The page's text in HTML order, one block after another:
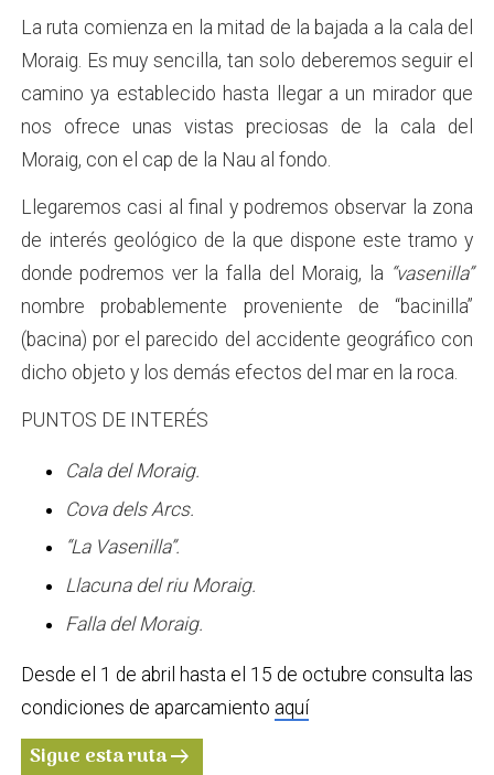
La ruta comienza en la mitad de la bajada a la cala del
Moraig. Es muy sencilla, tan solo deberemos seguir el
camino ya establecido hasta llegar a un mirador que
nos ofrece unas vistas preciosas de la cala del
Moraig, con el cap de la Nau al fondo.
Llegaremos casi al final y podremos observar la zona
de interés geológico de la que dispone este tramo y
donde podremos ver la falla del Moraig, la “vasenilla”
nombre probablemente proveniente de “bacinilla”
(bacina) por el parecido del accidente geográfico con
dicho objeto y los demás efectos del mar en la roca.
PUNTOS DE INTERÉS
Cala del Moraig.
Cova dels Arcs.
“La Vasenilla”.
Llacuna del riu Moraig.
Falla del Moraig.
Desde el 1 de abril hasta el 15 de octubre consulta las
condiciones de aparcamiento aquí
Sigue esta rutaarrow_right_alt